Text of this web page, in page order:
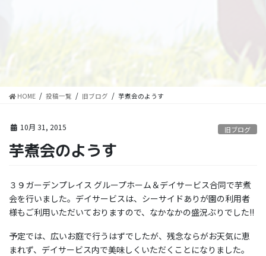
HOME 投稿一覧 旧ブログ 芋煮会のようす
10月 31, 2015 旧ブログ
芋煮会のようす
３９ガーデンプレイス グループホーム＆デイサービス合同で芋煮
会を行いました。デイサービスは、シーサイドありが園の利用者
様もご利用いただいておりますので、なかなかの盛況ぶりでした!!
予定では、広いお庭で行うはずでしたが、残念ならがお天気に恵
まれず、デイサービス内で美味しくいただくことになりました。